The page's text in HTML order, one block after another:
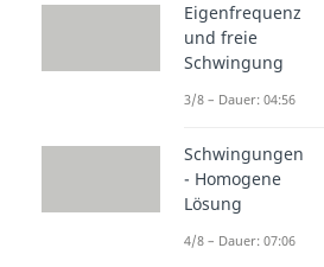
Eigenfrequenz
und freie
Schwingung
3/8 – Dauer: 04:56
Schwingungen
- Homogene
Lösung
4/8 – Dauer: 07:06